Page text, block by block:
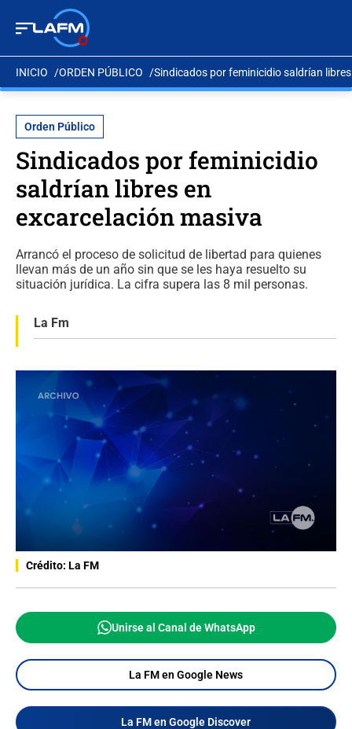
INICIO ORDEN PÚBLICO Sindicados por feminicidio saldrían
Orden Público
Sindicados por feminicidio
saldrían libres en
excarcelación masiva
Arrancó el proceso de solicitud de libertad para quienes
llevan más de un año sin que se les haya resuelto su
situación jurídica. La cifra supera las 8 mil personas.
La Fm
Crédito: La FM
Unirse al Canal de WhatsApp
La FM en Google News
La FM en Google Discover